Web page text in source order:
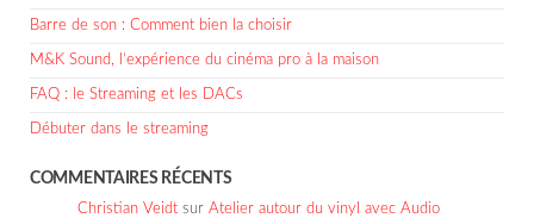
Barre de son : Comment bien la choisir
M&K Sound, l’expérience du cinéma pro à la maison
FAQ : le Streaming et les DACs
Débuter dans le streaming
COMMENTAIRES RÉCENTS
Christian Veidt sur Atelier autour du vinyl avec Audio